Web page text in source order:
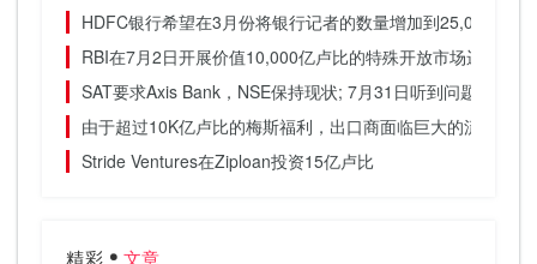
HDFC银行希望在3月份将银行记者的数量增加到25,000
RBI在7月2日开展价值10,000亿卢比的特殊开放市场运营
SAT要求Axis Bank，NSE保持现状; 7月31日听到问题
由于超过10K亿卢比的梅斯福利，出口商面临巨大的流动性
Stride Ventures在Ziploan投资15亿卢比
精彩 文章